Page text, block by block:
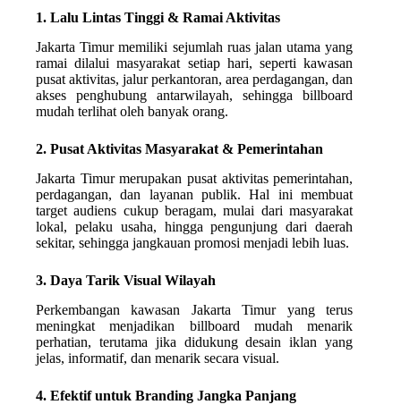
1. Lalu Lintas Tinggi & Ramai Aktivitas
Jakarta Timur memiliki sejumlah ruas jalan utama yang
ramai dilalui masyarakat setiap hari, seperti kawasan
pusat aktivitas, jalur perkantoran, area perdagangan, dan
akses penghubung antarwilayah, sehingga billboard
mudah terlihat oleh banyak orang.
2. Pusat Aktivitas Masyarakat & Pemerintahan
Jakarta Timur merupakan pusat aktivitas pemerintahan,
perdagangan, dan layanan publik. Hal ini membuat
target audiens cukup beragam, mulai dari masyarakat
lokal, pelaku usaha, hingga pengunjung dari daerah
sekitar, sehingga jangkauan promosi menjadi lebih luas.
3. Daya Tarik Visual Wilayah
Perkembangan kawasan Jakarta Timur yang terus
meningkat menjadikan billboard mudah menarik
perhatian, terutama jika didukung desain iklan yang
jelas, informatif, dan menarik secara visual.
4. Efektif untuk Branding Jangka Panjang